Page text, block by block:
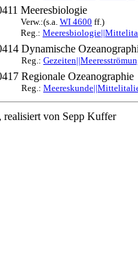
Meeresbiologie
Verw.:(s.a. WI 4600 ff.)
Reg.:
Dynamische
Reg.:
Regionale Ozeanographie
Reg.:
, realisiert von Sepp Kuffer